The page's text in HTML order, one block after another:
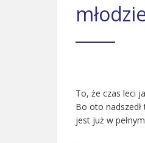
To, że czas leci
Bo oto
jest już w